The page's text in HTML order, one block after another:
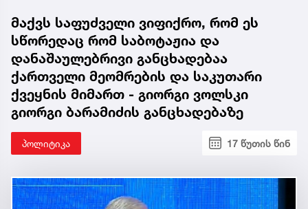
მაქვს საფუძველი ვიფიქრო, რომ ეს
სწორედაც რომ საბოტაჟია და
დანაშაულებრივი განცხადებაა
ქართველი მეომრების და საკუთარი
ქვეყნის მიმართ - გიორგი ვოლსკი
გიორგი ბარამიძის განცხადებაზე
პოლიტიკა 17 წუთის წინ